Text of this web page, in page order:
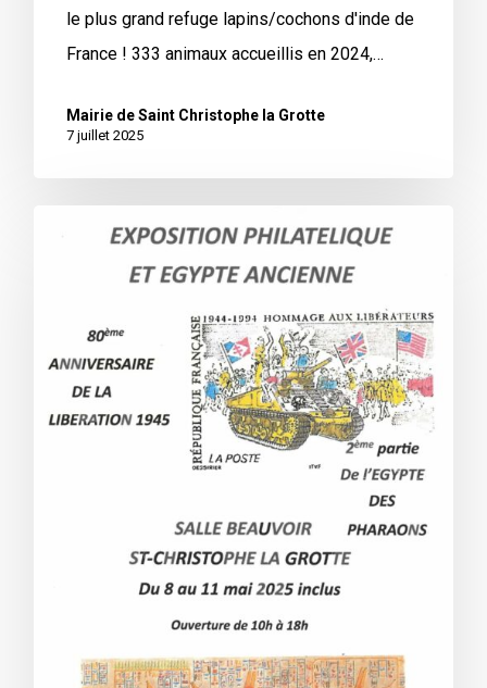
le plus grand refuge lapins/cochons d'inde de
France ! 333 animaux accueillis en 2024,…
Mairie de Saint Christophe la Grotte
7 juillet 2025